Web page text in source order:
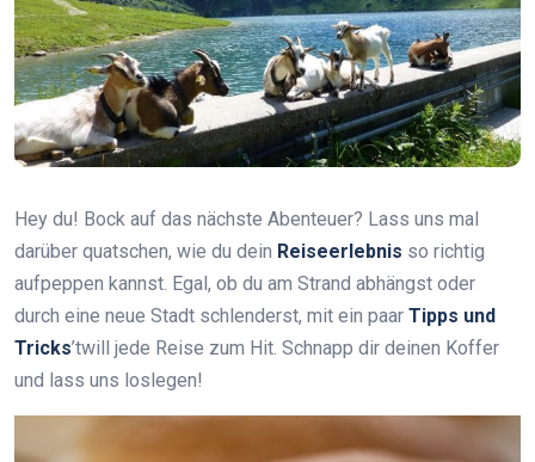
Hey du! Bock auf das nächste Abenteuer? Lass uns mal
darüber quatschen, wie du dein Reiseerlebnis so richtig
aufpeppen kannst. Egal, ob du am Strand abhängst oder
durch eine neue Stadt schlenderst, mit ein paar Tipps und
Tricks’twill jede Reise zum Hit. Schnapp dir deinen Koffer
und lass uns loslegen!